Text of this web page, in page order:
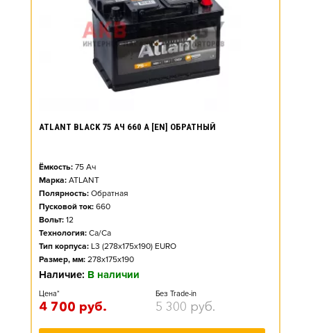
ATLANT BLACK 75 АЧ 660 А [EN] ОБРАТНЫЙ
Ёмкость: 75 Ач
Марка: ATLANT
Полярность: Обратная
Пусковой ток: 660
Вольт: 12
Технология: Ca/Ca
Тип корпуса: L3 (278x175x190) EURO
Размер, мм: 278x175x190
Наличие: В наличии
Цена*
4 700 руб.
Без Trade-in
5 300 руб.